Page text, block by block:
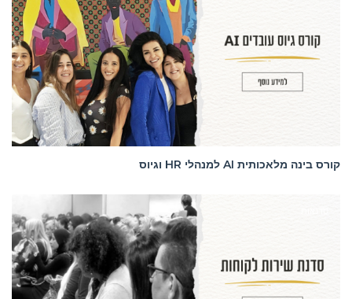
קורס בינה מלאכותית AI למנהלי HR וגיוס